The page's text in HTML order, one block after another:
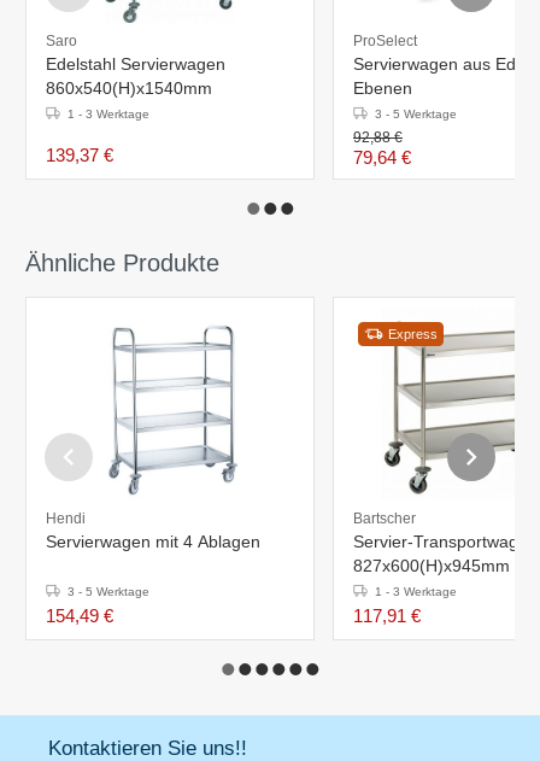
Saro
Edelstahl Servierwagen
860x540(H)x1540mm
1 - 3 Werktage
139,37 €
ProSelect
Servierwagen aus
Ebenen
3 - 5 Werktage
92,88 €
79,64 €
Ähnliche Produkte
Hendi
Servierwagen mit 4 Ablagen
3 - 5 Werktage
154,49 €
Express
Bartscher
Servier-Transportwagen
827x600(H)x945mm
1 - 3 Werktage
117,91 €
Kontaktieren Sie uns!!